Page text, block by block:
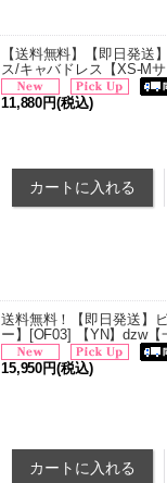
【送料無料】【即日発送
ス/キャバドレス【XS-M
11,880円(税込)
送料無料！【即日発送】
ー】[OF03] 【YN】dzw【
15,950円(税込)